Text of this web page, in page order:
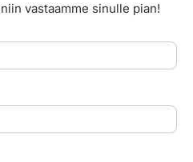
vastaamme sinulle pian!